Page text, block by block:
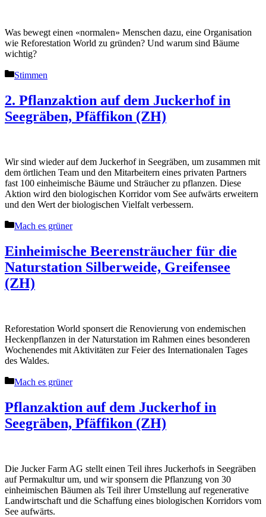
Was bewegt einen «normalen» Menschen dazu, eine Organisation
wie Reforestation World zu gründen? Und warum sind Bäume
wichtig?
Kategorien
Stimmen
2. Pflanzaktion auf dem Juckerhof in
Seegräben, Pfäffikon (ZH)
Wir sind wieder auf dem Juckerhof in Seegräben, um zusammen mit
dem örtlichen Team und den Mitarbeitern eines privaten Partners
fast 100 einheimische Bäume und Sträucher zu pflanzen. Diese
Aktion wird den biologischen Korridor vom See aufwärts erweitern
und den Wert der biologischen Vielfalt verbessern.
Kategorien
Mach es grüner
Einheimische Beerensträucher für die
Naturstation Silberweide, Greifensee
(ZH)
Reforestation World sponsert die Renovierung von endemischen
Heckenpflanzen in der Naturstation im Rahmen eines besonderen
Wochenendes mit Aktivitäten zur Feier des Internationalen Tages
des Waldes.
Kategorien
Mach es grüner
Pflanzaktion auf dem Juckerhof in
Seegräben, Pfäffikon (ZH)
Die Jucker Farm AG stellt einen Teil ihres Juckerhofs in Seegräben
auf Permakultur um, und wir sponsern die Pflanzung von 30
einheimischen Bäumen als Teil ihrer Umstellung auf regenerative
Landwirtschaft und die Schaffung eines biologischen Korridors vom
See aufwärts.